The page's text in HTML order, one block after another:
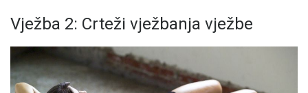
Vježba 2: Crteži vježbanja vježbe